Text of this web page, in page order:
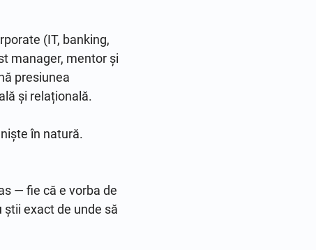
(IT, banking,
manager, mentor și
presiunea
și relațională.
în natură.
— fie că e vorba de
știi exact de unde să